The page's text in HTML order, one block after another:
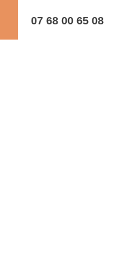
07 68 00 65 08